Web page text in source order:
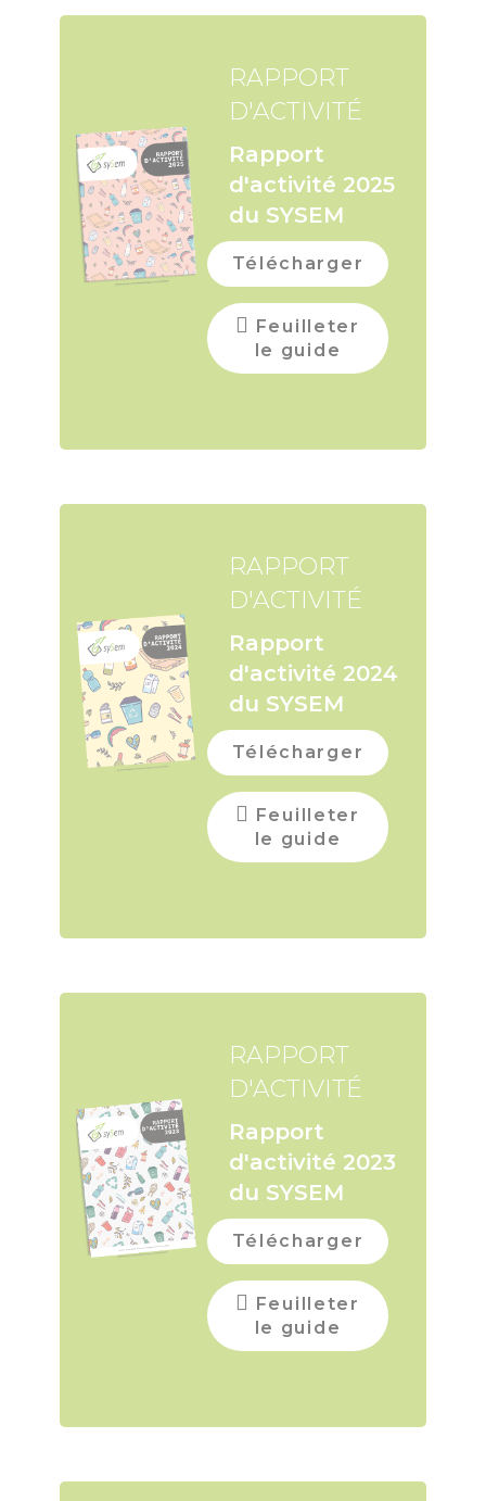
RAPPORT
D'ACTIVITÉ
Rapport
d'activité 2025
du SYSEM
Feuilleter
le guide
Télécharger
RAPPORT
D'ACTIVITÉ
Rapport
d'activité 2024
du SYSEM
Feuilleter
le guide
Télécharger
RAPPORT
D'ACTIVITÉ
Rapport
d'activité 2023
du SYSEM
Feuilleter
le guide
Télécharger